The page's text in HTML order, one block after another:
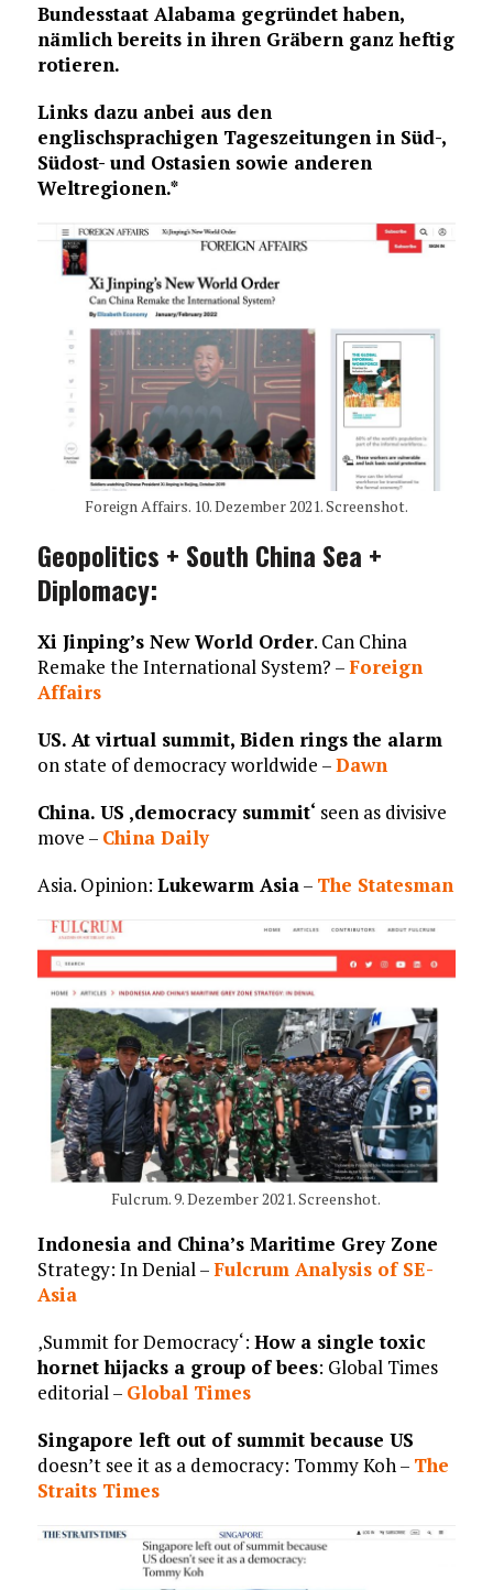
Bundesstaat Alabama gegründet haben,
nämlich bereits in ihren Gräbern ganz heftig
rotieren.
Links dazu anbei aus den
englischsprachigen Tageszeitungen in Süd-,
Südost- und Ostasien sowie anderen
Weltregionen.*
Foreign Affairs. 10. Dezember 2021. Screenshot.
Geopolitics + South China Sea +
Diplomacy:
Xi Jinping’s New World Order. Can China
Remake the International System? –Foreign
Affairs
US. At virtual summit, Biden rings the alarm
on state of democracy worldwide –Dawn
China. US ‚democracy summit‘ seen as divisive
move – China Daily
Asia. Opinion: Lukewarm Asia– The Statesman
Fulcrum. 9. Dezember 2021. Screenshot.
Indonesia and China’s Maritime Grey Zone
Strategy: In Denial –Fulcrum Analysis of SE-
Asia
‚Summit for Democracy‘: How a single toxic
hornet hijacks a group of bees: Global Times
editorial – Global Times
Singapore left out of summit because US
doesn’t see it as a democracy: Tommy Koh – The
Straits Times